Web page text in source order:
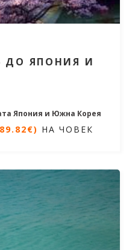
ДО ЯПОНИЯ И
Япония и Южна Корея
НА
НА ЧОВЕК